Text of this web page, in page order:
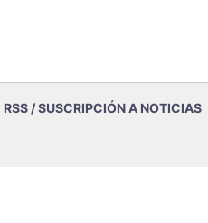
RSS / SUSCRIPCIÓN A NOTICIAS